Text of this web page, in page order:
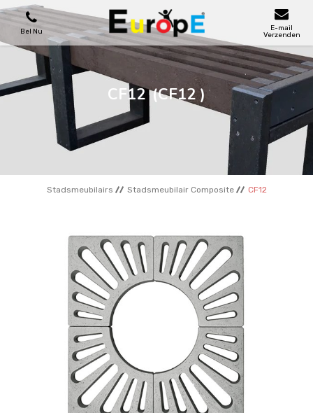
Bel Nu
E-mail
Verzenden
SPEELTOESTELLEN
SKATEPARKS
HOUTEN HUIZENS
STADSMEUBILAIRS
SPORTVELDENS
REFERENTIES
CF12 (CF12 )
Stadsmeubilairs Stadsmeubilair Composite CF12